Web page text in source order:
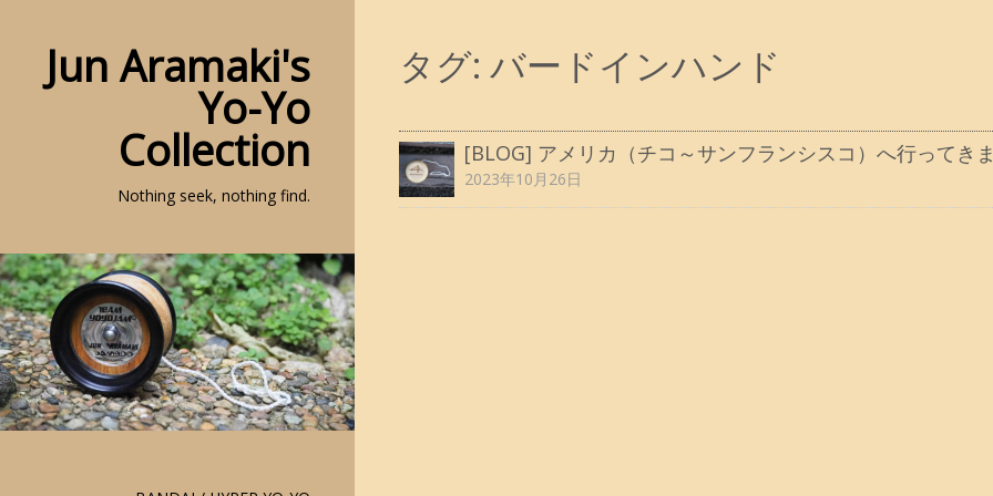
Jun Aramaki's
Yo-Yo
Collection
Nothing seek, nothing find.
タグ: バードインハンド
[BLOG] アメリカ（チコ～サンフランシスコ）へ行ってき
2023年10月26日